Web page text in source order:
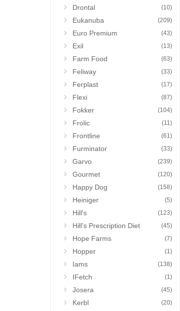
Drontal (10)
Eukanuba (209)
Euro Premium (43)
Exil (13)
Farm Food (63)
Feliway (33)
Ferplast (17)
Flexi (87)
Fokker (104)
Frolic (11)
Frontline (61)
Furminator (33)
Garvo (239)
Gourmet (120)
Happy Dog (158)
Heiniger (5)
Hill's (123)
Hill's Prescription Diet (45)
Hope Farms (7)
Hopper (1)
Iams (138)
IFetch (1)
Josera (45)
Kerbl (20)